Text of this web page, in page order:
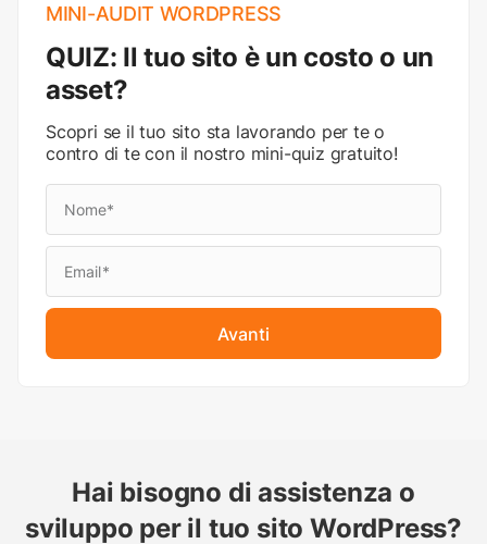
MINI-AUDIT WORDPRESS
QUIZ: Il tuo sito è un costo o un
asset?
Scopri se il tuo sito sta lavorando per te o
contro di te con il nostro mini-quiz gratuito!
Avanti
Hai bisogno di assistenza o
sviluppo per il tuo sito WordPress?